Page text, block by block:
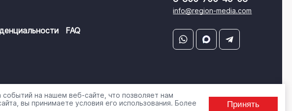
info@region-media.com
FAQ
на нашем веб-сайте, что позволяет нам
вы принимаете условия его использования. Более
Принять